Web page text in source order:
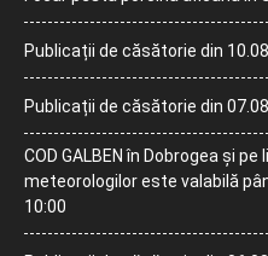
Publicații de căsătorie din
Publicații de căsătorie din
COD GALBEN în Dobrogea și
meteorologilor este valabilă
10:00